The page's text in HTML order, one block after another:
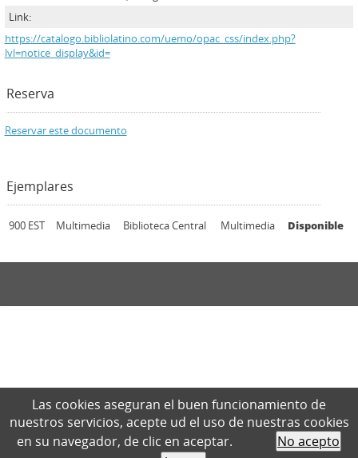
Las cookies aseguran el buen funcionamiento de
nuestros servicios, acepte ud el uso de nuestras cookies
en su navegador, de clic en aceptar.
No acepto
Link:
https://catalogo.bibliolatino.com/uemo/opac_css/index.php?
lvl=notice_display&id=
Reserva
Reservar este documento
Ejemplares
900 EST Multimedia Biblioteca Central Multimedia Disponible